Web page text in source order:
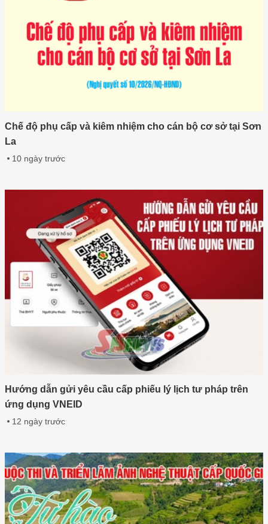
Chế độ phụ cấp và kiêm nhiệm cho cán bộ cơ sở tại Sơn
La
10 ngày trước
Hướng dẫn gửi yêu cầu cấp phiếu lý lịch tư pháp trên
ứng dụng VNEID
12 ngày trước